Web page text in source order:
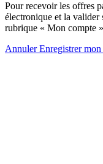
Pour recevoir les offres
électronique et la valider
rubrique « Mon compte »
AnnulerEnregistrer mon